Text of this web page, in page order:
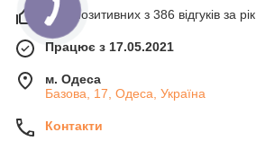
97% позитивних з 386 відгуків за рік
Працює з 17.05.2021
м. Одеса
Базова, 17, Одеса, Україна
Контакти